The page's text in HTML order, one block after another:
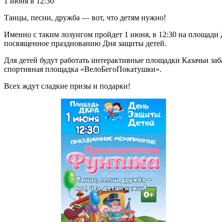
Танцы, песни, дружба — вот, что детям нужно!
Именно с таким лозунгом пройдет 1 июня, в 12:30 на
посвященное празднованию Дня защиты детей.
Для детей будут работать интерактивные площадки Казачьи
спортивная площадка «ВелоБегоПокатушки».
Всех ждут сладкие призы и подарки!